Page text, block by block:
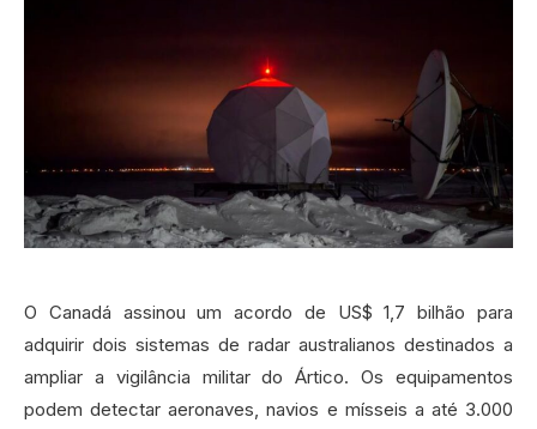
O Canadá assinou um acordo de US$ 1,7 bilhão para
adquirir dois sistemas de radar australianos destinados a
ampliar a vigilância militar do Ártico. Os equipamentos
podem detectar aeronaves, navios e mísseis a até 3.000